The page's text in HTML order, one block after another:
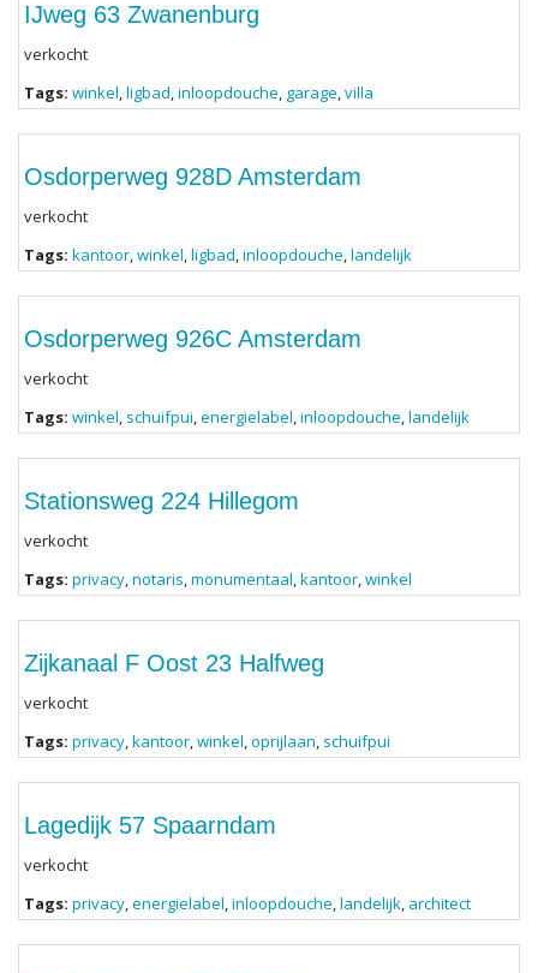
IJweg 63 Zwanenburg
verkocht
Tags: winkel,ligbad,inloopdouche, garage,villa
Osdorperweg 928D Amsterdam
verkocht
Tags: kantoor,winkel,ligbad,inloopdouche,landelijk
Osdorperweg 926C Amsterdam
verkocht
Tags: winkel, schuifpui,energielabel,inloopdouche,landelijk
Stationsweg 224 Hillegom
verkocht
Tags: privacy,notaris,monumentaal,kantoor,winkel
Zijkanaal F Oost 23 Halfweg
verkocht
Tags: privacy,kantoor,winkel,oprijlaan, schuifpui
Lagedijk 57 Spaarndam
verkocht
Tags: privacy,energielabel,inloopdouche,landelijk, architect